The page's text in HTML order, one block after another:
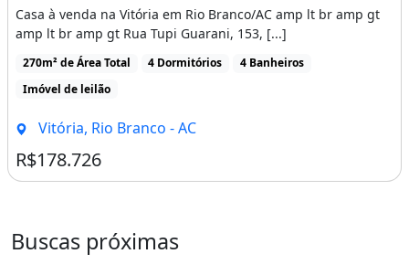
Casa à venda na Vitória em Rio Branco/AC amp lt br amp gt
amp lt br amp gt Rua Tupi Guarani, 153, [...]
270m² de Área Total 4 Dormitórios
4 Banheiros
Imóvel de leilão
Vitória, Rio Branco - AC
R$178.726
Buscas próximas